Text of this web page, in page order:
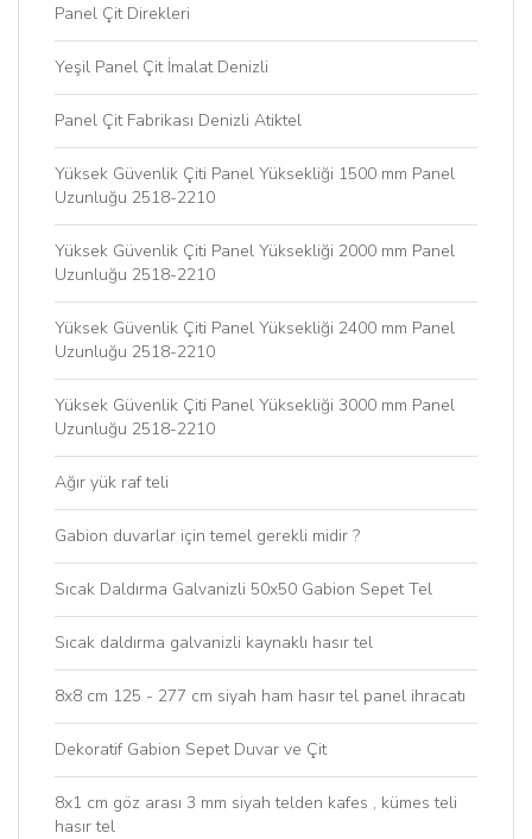
Panel Çit Direkleri
Yeşil Panel Çit İmalat Denizli
Panel Çit Fabrikası Denizli Atiktel
Yüksek Güvenlik Çiti Panel Yüksekliği 1500 mm Panel
Uzunluğu 2518-2210
Yüksek Güvenlik Çiti Panel Yüksekliği 2000 mm Panel
Uzunluğu 2518-2210
Yüksek Güvenlik Çiti Panel Yüksekliği 2400 mm Panel
Uzunluğu 2518-2210
Yüksek Güvenlik Çiti Panel Yüksekliği 3000 mm Panel
Uzunluğu 2518-2210
Ağır yük raf teli
Gabion duvarlar için temel gerekli midir ?
Sıcak Daldırma Galvanizli 50x50 Gabion Sepet Tel
Sıcak daldırma galvanizli kaynaklı hasır tel
8x8 cm 125 - 277 cm siyah ham hasır tel panel ihracatı
Dekoratif Gabion Sepet Duvar ve Çit
8x1 cm göz arası 3 mm siyah telden kafes , kümes teli
hasır tel